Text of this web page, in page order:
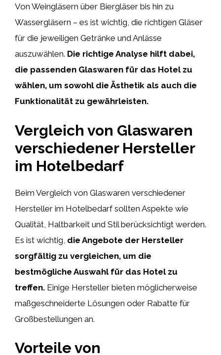
Von Weingläsern über Biergläser bis hin zu
Wassergläsern – es ist wichtig, die richtigen Gläser
für die jeweiligen Getränke und Anlässe
auszuwählen. Die richtige Analyse hilft dabei,
die passenden Glaswaren für das Hotel zu
wählen, um sowohl die Ästhetik als auch die
Funktionalität zu gewährleisten.
Vergleich von Glaswaren
verschiedener Hersteller
im Hotelbedarf
Beim Vergleich von Glaswaren verschiedener
Hersteller im Hotelbedarf sollten Aspekte wie
Qualität, Haltbarkeit und Stil berücksichtigt werden.
Es ist wichtig, die Angebote der Hersteller
sorgfältig zu vergleichen, um die
bestmögliche Auswahl für das Hotel zu
treffen. Einige Hersteller bieten möglicherweise
maßgeschneiderte Lösungen oder Rabatte für
Großbestellungen an.
Vorteile von